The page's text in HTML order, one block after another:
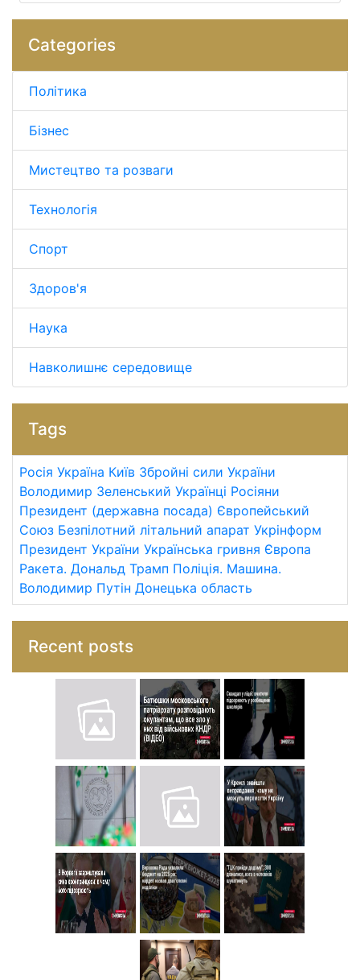
Categories
Політика
Бізнес
Мистецтво та розваги
Технологія
Спорт
Здоров'я
Наука
Навколишнє середовище
Tags
Росія Україна Київ Збройні сили України
Володимир Зеленський Українці Росіяни
Президент (державна посада) Європейський
Союз Безпілотний літальний апарат Укрінформ
Президент України Українська гривня Європа
Ракета. Дональд Трамп Поліція. Машина.
Володимир Путін Донецька область
Recent posts